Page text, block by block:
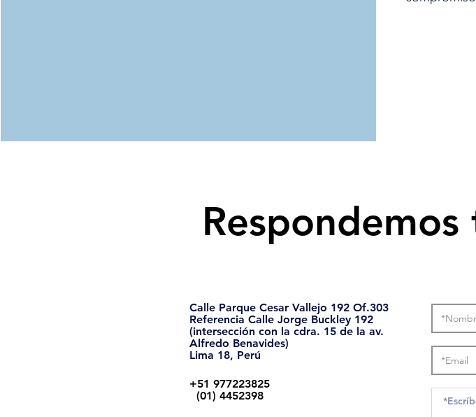
Calle Parque Cesar Vallejo 192 Of.303
Referencia Calle Jorge Buckley 192
(intersección con la cdra. 15 de la av.
Alfredo Benavides)
Lima 18, Perú
+51 977223825
(01) 4452398